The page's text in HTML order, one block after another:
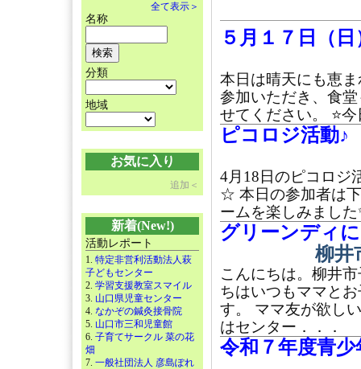
全て表示＞
名称
分類
地域
お気に入り
追加＜
新着(New!)
活動レポート
1. 特定非営利活動法人萩
子どもセンター
2. 学習支援教室スマイル
3. 山口県児童センター
4. なかぞの鍼灸接骨院
5. 山口市三和児童館
6. 子育てサークル 菜の花
畑
7. 一般社団法人 彦島ぽれ
５月１７日（
本日は晴天にも恵
参加いただき、食
せてください。 ⭐️
ピコロジ活動♪
4月18日のピコロジ
☆ 本日の参加者は
ームを楽しみまし
グリーンディ
柳井
こんにちは。柳井
ちはいつもママと
す。 ママ友が欲し
はセンター．．．
令和７年度青